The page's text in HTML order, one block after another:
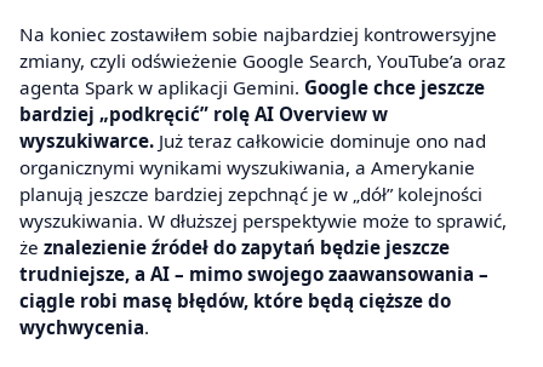
Na koniec zostawiłem sobie najbardziej kontrowersyjne
zmiany, czyli odświeżenie Google Search, YouTube’a oraz
agenta Spark w aplikacji Gemini. Google chce jeszcze
bardziej „podkręcić” rolę AI Overview w
wyszukiwarce. Już teraz całkowicie dominuje ono nad
organicznymi wynikami wyszukiwania, a Amerykanie
planują jeszcze bardziej zepchnąć je w „dół” kolejności
wyszukiwania. W dłuższej perspektywie może to sprawić,
że znalezienie źródeł do zapytań będzie jeszcze
trudniejsze, a AI – mimo swojego zaawansowania –
ciągle robi masę błędów, które będą cięższe do
wychwycenia.